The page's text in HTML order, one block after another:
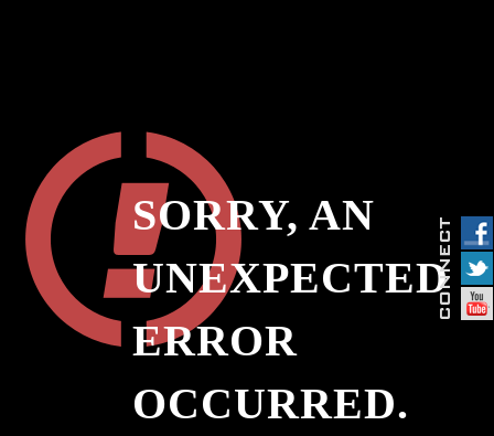
SORRY, AN
UNEXPECTED
ERROR
OCCURRED.